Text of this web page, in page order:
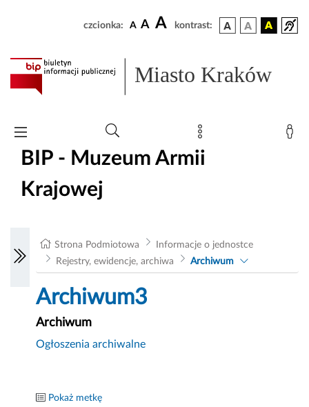
czcionka: A A A kontrast:
Miasto Kraków
BIP - Muzeum Armii
Krajowej
Strona Podmiotowa
Informacje o jednostce
Rejestry, ewidencje, archiwa
Archiwum
Archiwum3
Archiwum
Ogłoszenia archiwalne
Pokaż metkę